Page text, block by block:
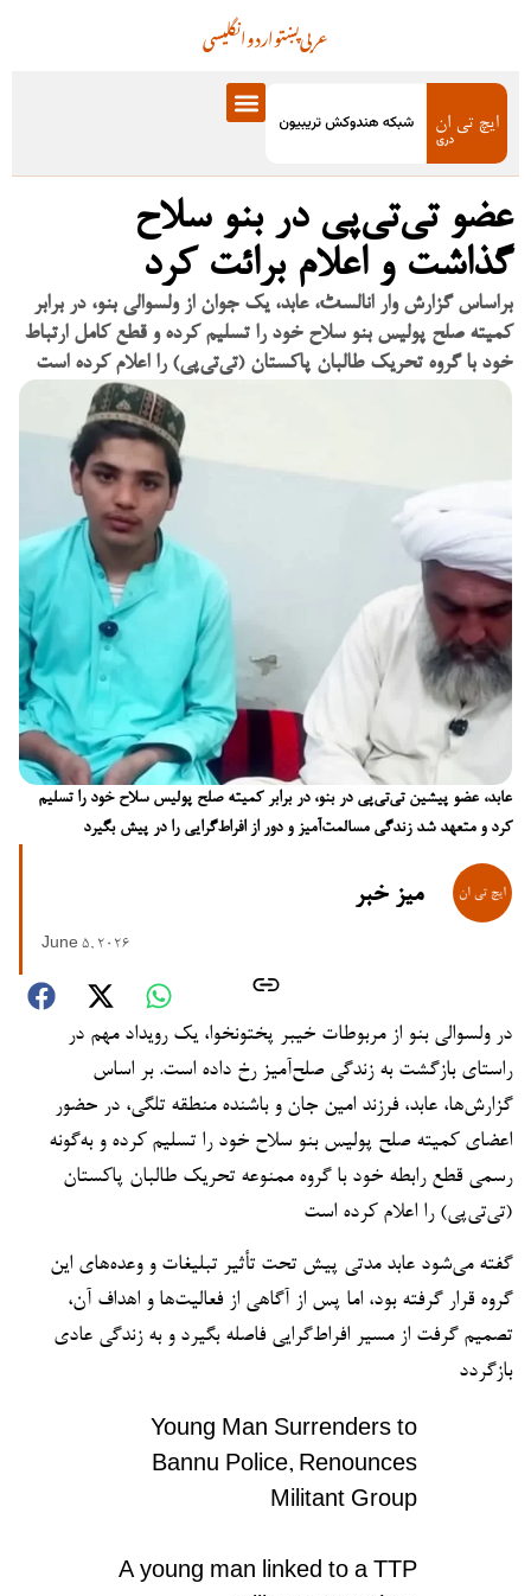
انگلیسیاردوپښتوعربی
عضو تی‌تی‌پی در بنو سلاح
گذاشت و اعلام برائت کرد
براساس گزارش وار انالسٹ، عابد، یک جوان از ولسوالی بنو، در برابر
کمیته صلح پولیس بنو سلاح خود را تسلیم کرده و قطع کامل ارتباط
خود با گروه تحریک طالبان پاکستان (تی‌تی‌پی) را اعلام کرده است
عابد، عضو پیشین تی‌تی‌پی در بنو، در برابر کمیته صلح پولیس سلاح خود را تسلیم
کرد و متعهد شد زندگی مسالمت‌آمیز و دور از افراط‌گرایی را در پیش بگیرد
میز خبر
June 5, 2026
در ولسوالی بنو از مربوطات خیبر پختونخوا، یک رویداد مهم در
راستای بازگشت به زندگی صلح‌آمیز رخ داده است. بر اساس
گزارش‌ها، عابد، فرزند امین جان و باشنده منطقه تلگی، در حضور
اعضای کمیته صلح پولیس بنو سلاح خود را تسلیم کرده و به‌گونه
رسمی قطع رابطه خود با گروه ممنوعه تحریک طالبان پاکستان
(تی‌تی‌پی) را اعلام کرده است
گفته می‌شود عابد مدتی پیش تحت تأثیر تبلیغات و وعده‌های این
گروه قرار گرفته بود، اما پس از آگاهی از فعالیت‌ها و اهداف آن،
تصمیم گرفت از مسیر افراط‌گرایی فاصله بگیرد و به زندگی عادی
بازگردد
Young Man Surrenders to
Bannu Police, Renounces
Militant Group
A young man linked to a TTP